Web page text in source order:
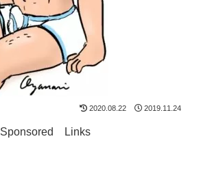
2020.08.22 2019.11.24
Sponsored Links